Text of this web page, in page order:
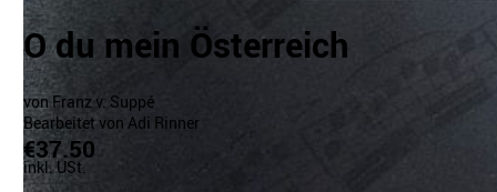
O du mein Österreich
von Franz v. Suppé
Bearbeitet von Adi Rinner
€37.50
inkl. USt.